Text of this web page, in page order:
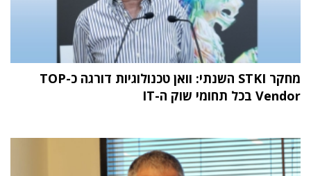
מחקר STKI השנתי: וואן טכנולוגיות דורגה כ-TOP
Vendor בכל תחומי שוק ה-IT